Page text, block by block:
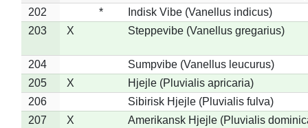
202
*
Indisk Vibe (Vanellus indicus)
203
X Steppevibe (Vanellus gregarius)
204
Sumpvibe (Vanellus leucurus)
205
X
Hjejle (Pluvialis apricaria)
206
Sibirisk Hjejle (Pluvialis fulva)
207
X
Amerikansk Hjejle (Pluvialis